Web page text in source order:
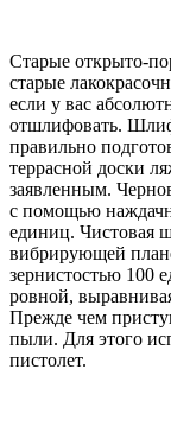
Старые открыто-
старые
если у вас
отшлифовать.
правильно
террасной доски
заявленным.
с помощью
единиц. Чистовая
вибрирующей
зернистостью 100
ровной,
Прежде чем
пыли. Для этого
пистолет.